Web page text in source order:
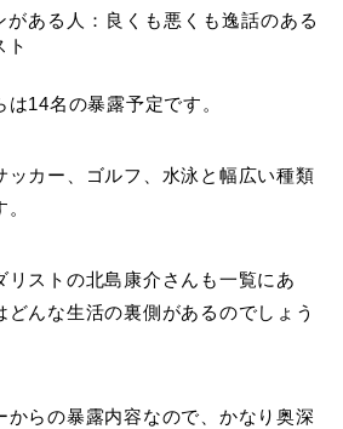
がある人：良くも悪くも逸話のある
ト
14名の暴露予定です。
ッカー、ゴルフ、水泳と幅広い種類
リストの北島康介さんも一覧にあ
どんな生活の裏側があるのでしょう
からの暴露内容なので、かなり奥深